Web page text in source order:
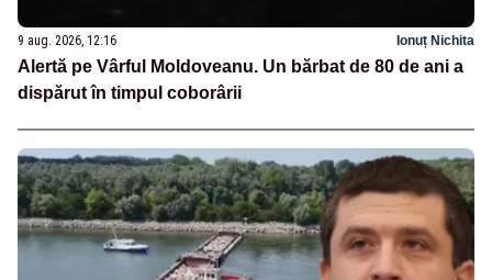
9 aug. 2026, 12:16 Ionuț Nichita
Alertă pe Vârful Moldoveanu. Un bărbat de 80 de ani a
dispărut în timpul coborârii